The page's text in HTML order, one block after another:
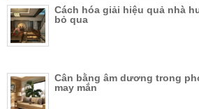
Cách hóa giải hiệu quả nhà
bỏ qua
Cân bằng âm dương trong
may mắn